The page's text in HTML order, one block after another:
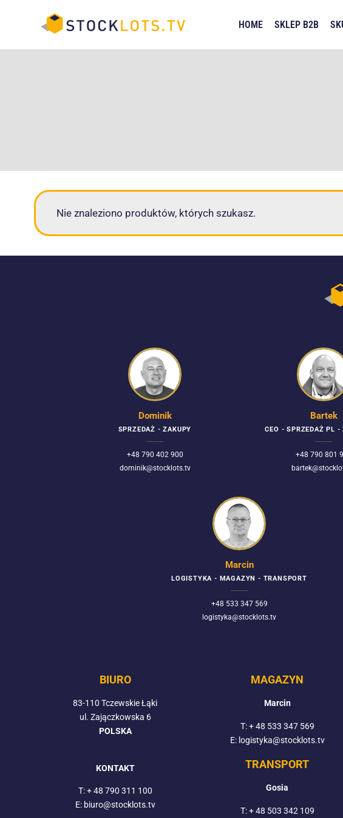
HOME SKLEP B2B
Nie znaleziono produktów, których szukasz.
Dominik
SPRZEDAŻ - ZAKUPY
+48 790 402 900
dominik@stocklots.tv
Bartek
CEO - SPRZEDAŻ PL -
+48 790 801
Marcin
LOGISTYKA - MAGAZYN - TRANSPORT
+48 533 347 569
logistyka@stocklots.tv
BIURO
83-110 Tczewskie Łąki
ul. Zajączkowska 6
POLSKA
KONTAKT
T:+ 48 790 311 100
E: biuro@stocklots.tv
MAGAZYN
Marcin
T:+ 48 533 347 569
E: logistyka@stocklots.tv
TRANSPORT
Gosia
T:+ 48 503 342 109